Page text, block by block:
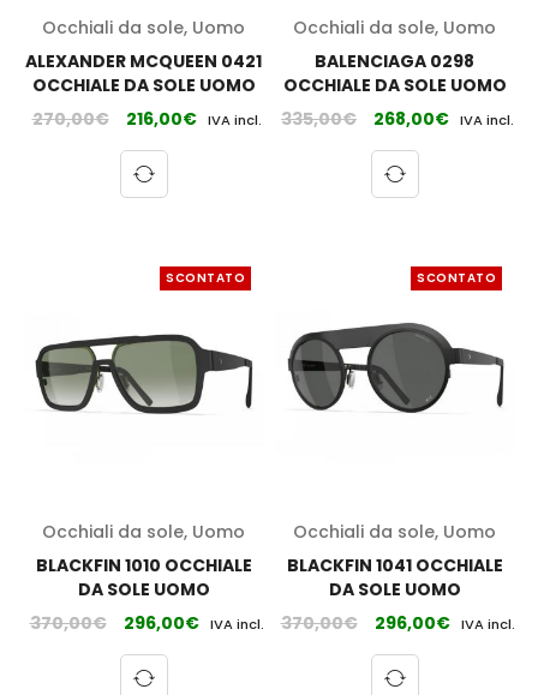
Occhiali da sole, Uomo
ALEXANDER MCQUEEN 0421
OCCHIALE DA SOLE UOMO
270,00€ 216,00€ IVA incl.
Occhiali da sole, Uomo
BALENCIAGA 0298
OCCHIALE DA SOLE UOMO
335,00€ 268,00€ IVA incl.
SCONTATO
Occhiali da sole, Uomo
BLACKFIN 1010 OCCHIALE
DA SOLE UOMO
370,00€ 296,00€ IVA incl.
SCONTATO
Occhiali da sole, Uomo
BLACKFIN 1041 OCCHIALE
DA SOLE UOMO
370,00€ 296,00€ IVA incl.